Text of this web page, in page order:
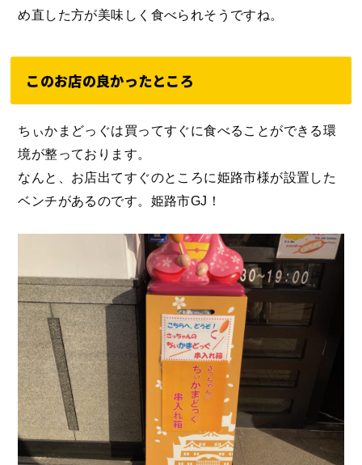
め直した方が美味しく食べられそうですね。
このお店の良かったところ
ちぃかまどっぐは買ってすぐに食べることができる環
境が整っております。
なんと、お店出てすぐのところに姫路市様が設置した
ベンチがあるのです。姫路市GJ！